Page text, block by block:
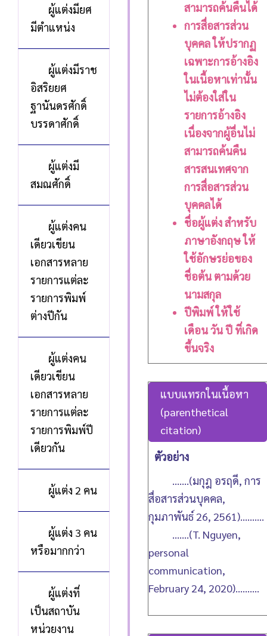
ผู้แต่งมียศ
มีตำแหน่ง
ผู้แต่งมีราช
อิสริยยศ
ฐานันดรศักดิ์
บรรดาศักดิ์
ผู้แต่งมี
สมณศักดิ์
ผู้แต่งคน
เดียวเขียน
เอกสารหลาย
รายการแต่ละ
รายการพิมพ์
ต่างปีกัน
ผู้แต่งคน
เดียวเขียน
เอกสารหลาย
รายการแต่ละ
รายการพิมพ์ปี
เดียวกัน
ผู้แต่ง 2 คน
ผู้แต่ง 3 คน
หรือมากกว่า
ผู้แต่งที่
เป็นสถาบัน
หน่วยงาน
สามารถค้นคืนได้
การสื่อสารส่วน
บุคคล ให้ปรากฏ
เฉพาะการอ้างอิง
ในเนื้อหาเท่านั้น
ไม่ต้องใส่ใน
รายการอ้างอิง
เนื่องจากผู้อื่นไม่
สามารถค้นคืน
สารสนเทศจาก
การสื่อสารส่วน
บุคคลได้
ชื่อผู้แต่ง สำหรับ
ภาษาอังกฤษ ให้
ใช้อักษรย่อของ
ชื่อต้น ตามด้วย
นามสกุล
ปีพิมพ์ ให้ใช้
เดือน วัน ปี ที่เกิด
ขึ้นจริง
แบบแทรกในเนื้อหา
(parenthetical
citation)
ตัวอย่าง
.......(มกุฎ อรฤดี, การ
สื่อสารส่วนบุคคล,
กุมภาพันธ์ 26, 2561)..........
.......(T. Nguyen,
personal
communication,
February 24, 2020)..........